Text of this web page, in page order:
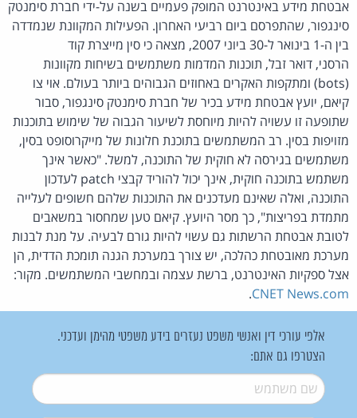
אבטחת מידע באינטרנט המופק פעמיים בשנה על-ידי חברת סימנטק
סינגפור, שהתפרסם ביום רביעי האחרון. הפעילות המקוונת שנמדדה
בין ה-1 בינואר ל-30 ביוני 2007, מצאה כי סין מייצרת קוד
הרסני, דואר זבל, תוכנות המדמות משתמשים בשיחות מקוונות
(bots) ומתקפות האקרים באחוזים הגבוהים ביותר בעולם. אוי צו
קיאם, יועץ אבטחת מידע בכיר של חברת סימנטק סינגפור, סבור
שתופעה זו עשויה להיות מיוחסת לשיעור הגבוה של שימוש בתוכנות
מזויפות בסין. רב המשתמשים בתוכנת חלונות של מייקרוסופט בסין,
משתמשים בגירסה לא חוקית של התוכנה, למשל. "כאשר אינך
משתמש בתוכנה חוקית, אינך יכול להוריד קבצי patch לעדכון
התוכנה, ואלה שאינם מעדכנים את התוכנות שלהם חשופים לעלייה
מתמדת בפריצות", כך מסר היועץ. קיאם טען שמחסור במשאבים
לטובת אבטחת הרשתות גם עשוי להיות גורם לבעיה. על מנת לבנות
מערכת מאובטחת כהלכה, יש צורך במערכת הגנה תומכת הדדית, הן
אצל ספקיות האינטרנט, ברשת עצמה ובמחשבי המשתמשים. מקור:
CNET News.com
.
אלפי עורכי דין ואנשי משפט נעזרים בידע משפטי מהימן ועדכני.
הצטרפו גם אתם:
שם משתמש*